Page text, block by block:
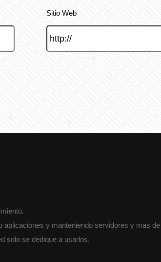
Sitio Web
y manteniendo servidores y mas
solo se dedique a usarlos.